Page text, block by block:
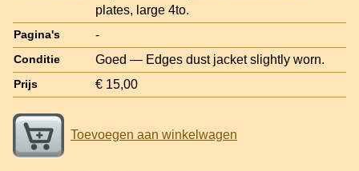
plates, large 4to.
Pagina's -
Conditie Goed — Edges dust jacket slightly worn.
Prijs € 15,00
Toevoegen aan winkelwagen